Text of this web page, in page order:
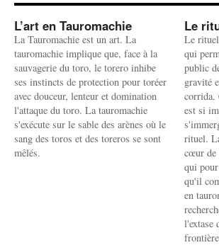
L’art en Tauromachie
La Tauromachie est un art. La
tauromachie implique que, face à la
sauvagerie du toro, le torero inhibe
ses instincts de protection pour toréer
avec douceur, lenteur et domination
l'attaque du toro. La tauromachie
s'exécute sur le sable des arènes où le
sang des toros et des toreros se sont
mêlés.
Le
Le
qui
public
gravité
corrida.
est si
rituel.
cœur de
qui
qu'il
en
l'extase